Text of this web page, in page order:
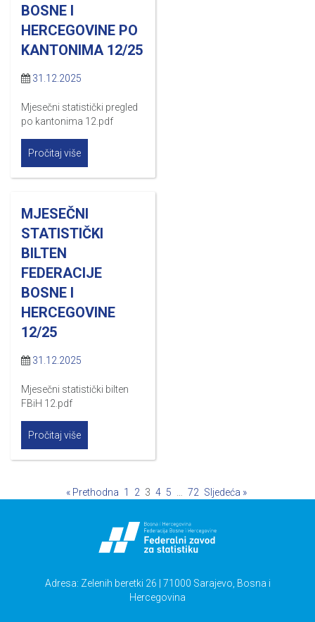
BOSNE I
HERCEGOVINE PO
KANTONIMA 12/25
31.12.2025
Mjesečni statistički pregled
po kantonima 12.pdf
Pročitaj više
MJESEČNI
STATISTIČKI
BILTEN
FEDERACIJE
BOSNE I
HERCEGOVINE
12/25
31.12.2025
Mjesečni statistički bilten
FBiH 12.pdf
Pročitaj više
« Prethodna 1 2 3 4 5 72 Sljedeća »
Adresa: Zelenih beretki 26 | 71000 Sarajevo, Bosna i
Hercegovina